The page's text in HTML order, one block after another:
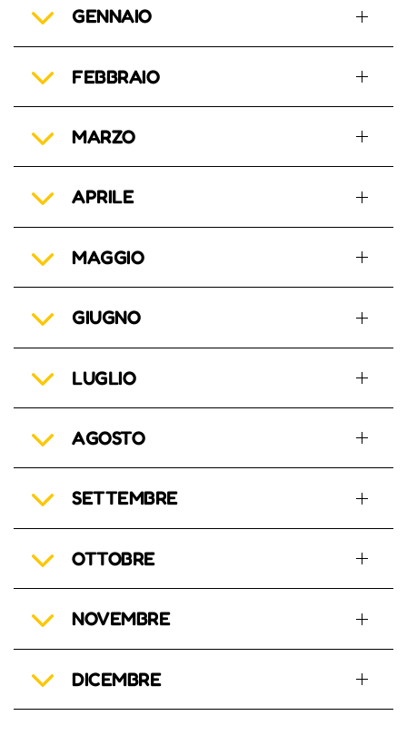
GENNAIO
FEBBRAIO
MARZO
APRILE
MAGGIO
GIUGNO
LUGLIO
AGOSTO
SETTEMBRE
OTTOBRE
NOVEMBRE
DICEMBRE